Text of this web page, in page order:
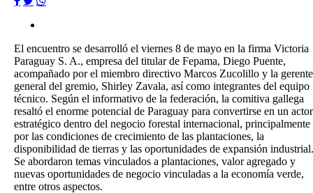
El encuentro se desarrolló el viernes 8 de mayo en la firma Victoria
Paraguay S. A., empresa del titular de Fepama, Diego Puente,
acompañado por el miembro directivo Marcos Zucolillo y la gerente
general del gremio, Shirley Zavala, así como integrantes del equipo
técnico. Según el informativo de la federación, la comitiva gallega
resaltó el enorme potencial de Paraguay para convertirse en un actor
estratégico dentro del negocio forestal internacional, principalmente
por las condiciones de crecimiento de las plantaciones, la
disponibilidad de tierras y las oportunidades de expansión industrial.
Se abordaron temas vinculados a plantaciones, valor agregado y
nuevas oportunidades de negocio vinculadas a la economía verde,
entre otros aspectos.